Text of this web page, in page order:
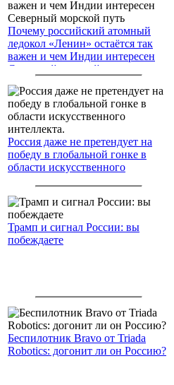
Почему российский атомный
ледокол «Ленин» остаётся так
важен и чем Индии интересен
Северный морской путь
Россия даже не претендует на
победу в глобальной гонке в
области искусственного
Трамп и сигнал России: вы
побеждаете
Беспилотник Bravo от Triada
Robotics: догонит ли он Россию?